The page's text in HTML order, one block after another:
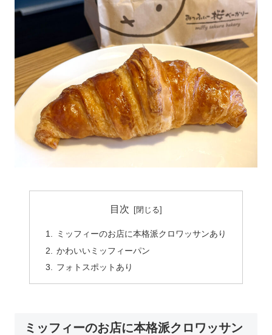
目次
ミッフィーのお店に本格派クロワッサンあり
かわいいミッフィーパン
フォトスポットあり
ミッフィーのお店に本格派クロワッサン